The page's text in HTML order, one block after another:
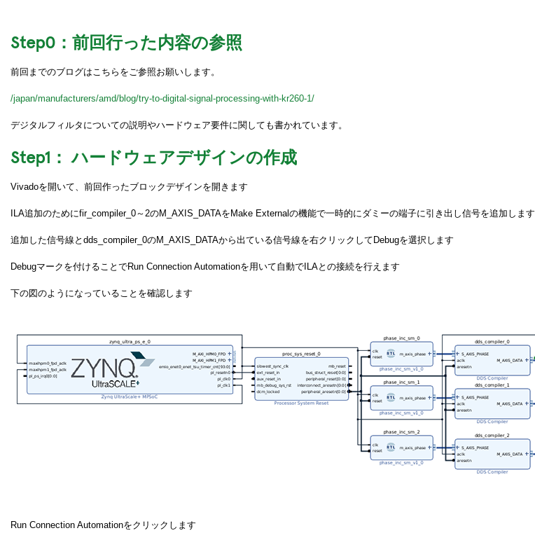
Step0：前回行った内容の参照
前回までのブログはこちらをご参照お願いします。
/japan/manufacturers/amd/blog/try-to-digital-signal-processing-with-kr260-1/
デジタルフィルタについての説明やハードウェア要件に関しても書かれています。
Step1： ハードウェアデザインの作成
Vivadoを開いて、前回作ったブロックデザインを開きます
ILA追加のためにfir_compiler_0～2のM_AXIS_DATAをMake Externalの機能で一時的にダミーの端子に引き出し信号を追加します
追加した信号線とdds_compiler_0のM_AXIS_DATAから出ている信号線を右クリックしてDebugを選択します
Debugマークを付けることでRun Connection Automationを用いて自動でILAとの接続を行えます
下の図のようになっていることを確認します
Run Connection Automationをクリックします